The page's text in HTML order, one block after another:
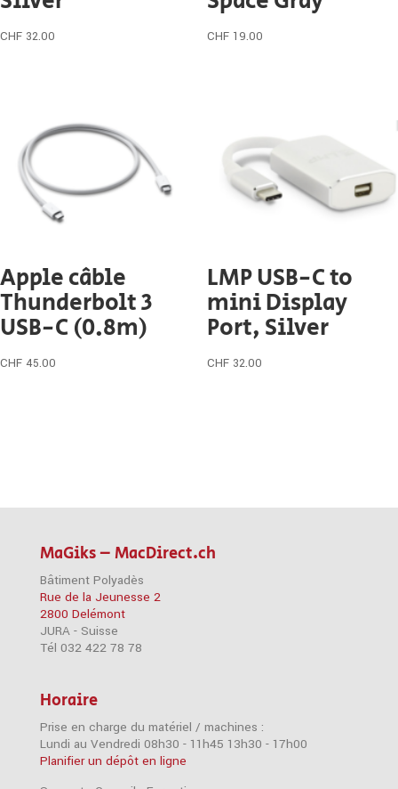
CHF 32.00 CHF 19.00
Apple câble
Thunderbolt 3
USB-C (0.8m)
CHF 45.00
LMP USB-C to
mini Display
Port, Silver
CHF 32.00
MaGiks – MacDirect.ch
Bâtiment Polyadès
Rue de la Jeunesse 2
2800 Delémont
JURA - Suisse
Tél 032 422 78 78
Horaire
Prise en charge du matériel / machines :
Lundi au Vendredi 08h30 - 11h45 13h30 - 17h00
Planifier un dépôt en ligne